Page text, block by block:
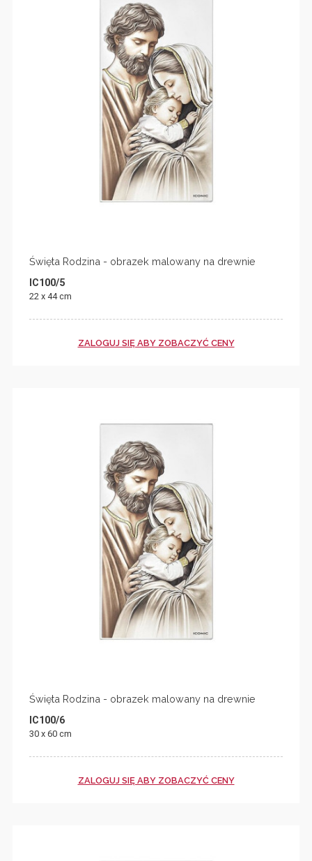
Święta Rodzina - obrazek malowany na drewnie
IC100/5
22 x 44 cm
ZALOGUJ SIĘ ABY ZOBACZYĆ CENY
Święta Rodzina - obrazek malowany na drewnie
IC100/6
30 x 60 cm
ZALOGUJ SIĘ ABY ZOBACZYĆ CENY